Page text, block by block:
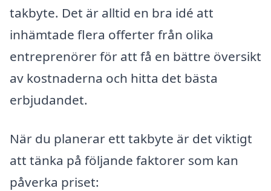
takbyte. Det är alltid en bra idé att
inhämtade flera offerter från olika
entreprenörer för att få en bättre översikt
av kostnaderna och hitta det bästa
erbjudandet.
När du planerar ett takbyte är det viktigt
att tänka på följande faktorer som kan
påverka priset: